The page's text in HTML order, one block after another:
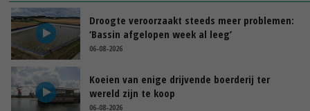
Droogte veroorzaakt steeds meer problemen:
‘Bassin afgelopen week al leeg’
06-08-2026
Koeien van enige drijvende boerderij ter
wereld zijn te koop
06-08-2026